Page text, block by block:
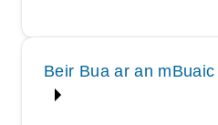
Beir Bua ar an